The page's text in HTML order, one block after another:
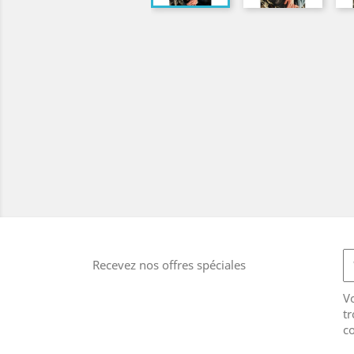
Recevez nos offres spéciales